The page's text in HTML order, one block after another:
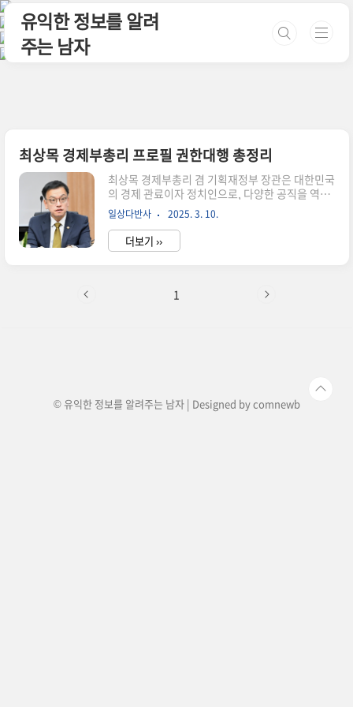
본문 바로가기
유익한 정보를 알려
주는 남자
최상목 경제부총리 프로필 권한대행 총정리
최상목 경제부총리 겸 기획재정부 장관은 대한민국
의 경제 관료이자 정치인으로, 다양한 공직을 역임
하며 국가 경제 정책에 기여해왔습니다. 이번 글에
서는 그의 고향, 학력, 경력, 가족 등 상세 프로필을
정리해보겠습니다.1. 출생 및 고향 출생일: 1963년
6월 7일출생지: 서울특별시 용산구본관: 해주 최씨
년 ~ 1988년: 서울대학교 행정대학원 행정학 석사
일상다반사 2025. 3. 10.
더보기 ››
1
© 유익한 정보를 알려주는 남자 | Designed bycomnewb